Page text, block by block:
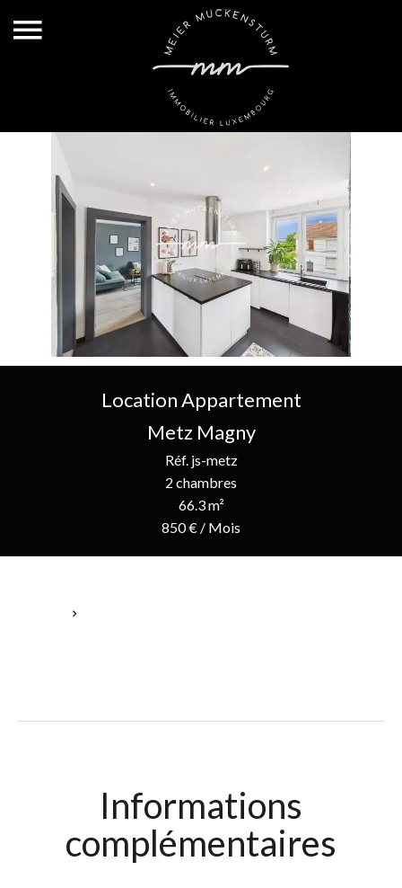
Location Appartement
Metz Magny
Réf. js-metz
2 chambres
66.3 m²
850 € / Mois
Informations
complémentaires